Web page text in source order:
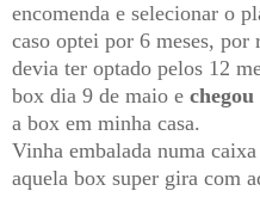
encomenda e selecionar o
caso optei por 6 meses, por
devia ter optado pelos 12
box dia 9 de maio e
a box em minha casa.
Vinha embalada numa
aquela box super gira com